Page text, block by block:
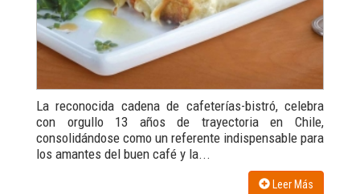
La reconocida cadena de cafeterías-bistró, celebra
con orgullo 13 años de trayectoria en Chile,
consolidándose como un referente indispensable para
los amantes del buen café y la...
Leer Más